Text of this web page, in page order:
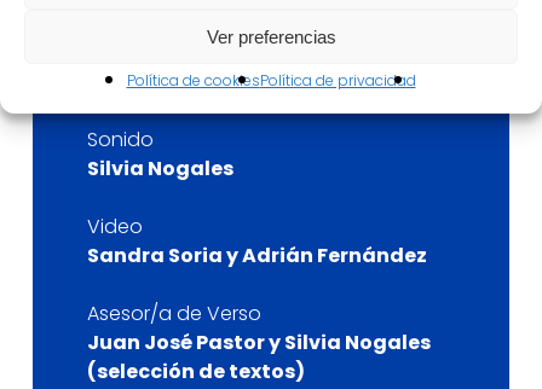
Ver preferencias
Política de cookiesPolítica de privacidad
Patricia Arroyo, Jorge Nuevo
Sonido
Silvia Nogales
Video
Sandra Soria y Adrián Fernández
Asesor/a de Verso
Juan José Pastor y Silvia Nogales
(selección de textos)